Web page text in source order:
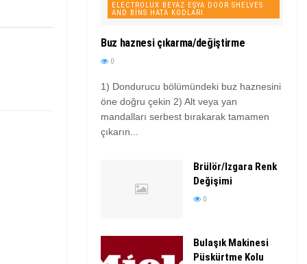
ELECTROLUX BEYAZ EŞYA DOOR SHELVES
AND BINS HATA KODLARI
Buz haznesi çıkarma/değiştirme
0
1) Dondurucu bölümündeki buz haznesini
öne doğru çekin 2) Alt veya yan
mandalları serbest bırakarak tamamen
çıkarın...
Brülör/Izgara Renk
Değişimi
0
Bulaşık Makinesi
Püskürtme Kolu